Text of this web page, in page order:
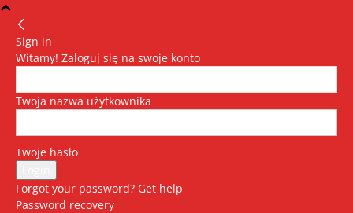
Sign in
Witamy! Zaloguj się na swoje konto
Twoja nazwa użytkownika
Twoje hasło
Forgot your password? Get help
Password recovery